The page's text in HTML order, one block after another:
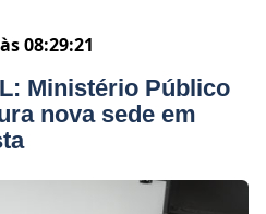
08:29:21
Ministério Público
nova sede em